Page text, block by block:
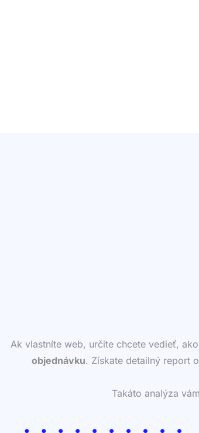
Ak vlastníte web, určite chcete vedieť,
objednávku. Získate detailný report
Takáto analýza